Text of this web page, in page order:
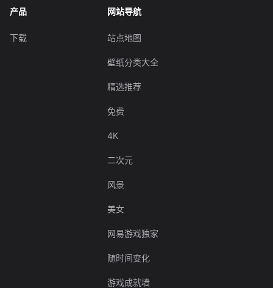
产品
下载
网站导航
站点地图
壁纸分类大全
精选推荐
免费
4K
二次元
风景
美女
网易游戏独家
随时间变化
游戏成就墙